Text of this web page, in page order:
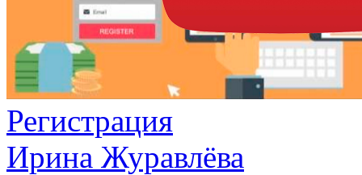
Регистрация
Ирина Журавлёва